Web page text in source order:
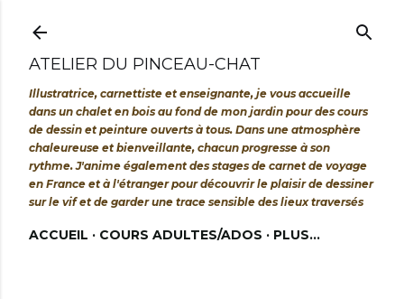
ATELIER DU PINCEAU-CHAT
Illustratrice, carnettiste et enseignante, je vous accueille
dans un chalet en bois au fond de mon jardin pour des cours
de dessin et peinture ouverts à tous. Dans une atmosphère
chaleureuse et bienveillante, chacun progresse à son
rythme. J'anime également des stages de carnet de voyage
en France et à l'étranger pour découvrir le plaisir de dessiner
sur le vif et de garder une trace sensible des lieux traversés
ACCUEIL COURS ADULTES/ADOS PLUS…